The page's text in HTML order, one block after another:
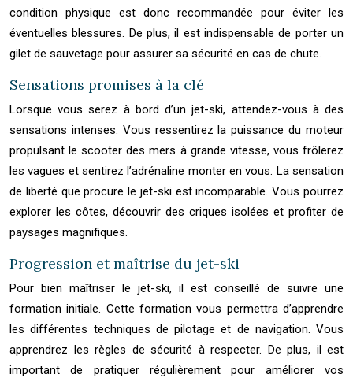
condition physique est donc recommandée pour éviter les
éventuelles blessures. De plus, il est indispensable de porter un
gilet de sauvetage pour assurer sa sécurité en cas de chute.
Sensations promises à la clé
Lorsque vous serez à bord d’un jet-ski, attendez-vous à des
sensations intenses. Vous ressentirez la puissance du moteur
propulsant le scooter des mers à grande vitesse, vous frôlerez
les vagues et sentirez l’adrénaline monter en vous. La sensation
de liberté que procure le jet-ski est incomparable. Vous pourrez
explorer les côtes, découvrir des criques isolées et profiter de
paysages magnifiques.
Progression et maîtrise du jet-ski
Pour bien maîtriser le jet-ski, il est conseillé de suivre une
formation initiale. Cette formation vous permettra d’apprendre
les différentes techniques de pilotage et de navigation. Vous
apprendrez les règles de sécurité à respecter. De plus, il est
important de pratiquer régulièrement pour améliorer vos